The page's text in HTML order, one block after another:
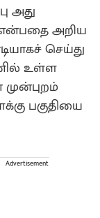
அது
அறிய
செய்து
உள்ள
பகுதியை
Advertisement